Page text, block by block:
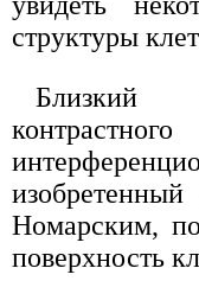
структуры
Близкий
Номарским,
поверхность